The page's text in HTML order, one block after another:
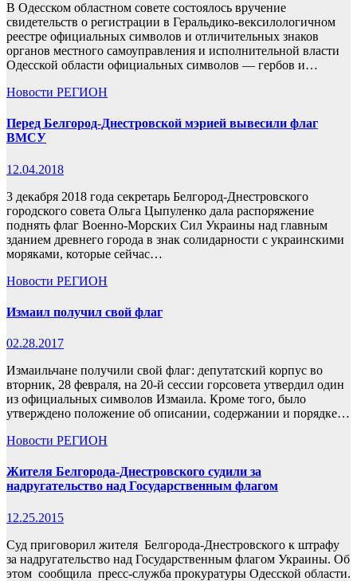
В Одесском областном совете состоялось вручение
свидетельств о регистрации в Геральдико-вексилологичном
реестре официальных символов и отличительных знаков
органов местного самоуправления и исполнительной власти
Одесской области официальных символов — гербов и…
Новости РЕГИОН
Перед Белгород-Днестровской мэрией вывесили флаг
ВМСУ
12.04.2018
3 декабря 2018 года секретарь Белгород-Днестровского
городского совета Ольга Цыпуленко дала распоряжение
поднять флаг Военно-Морских Сил Украины над главным
зданием древнего города в знак солидарности с украинскими
моряками, которые сейчас…
Новости РЕГИОН
Измаил получил свой флаг
02.28.2017
Измаильчане получили свой флаг: депутатский корпус во
вторник, 28 февраля, на 20-й сессии горсовета утвердил один
из официальных символов Измаила. Кроме того, было
утверждено положение об описании, содержании и порядке…
Новости РЕГИОН
Жителя Белгорода-Днестровского судили за
надругательство над Государственным флагом
12.25.2015
Суд приговорил жителя Белгорода-Днестровского к штрафу
за надругательство над Государственным флагом Украины. Об
этом сообщила пресс-служба прокуратуры Одесской области.